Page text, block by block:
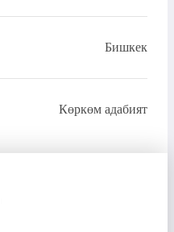
Бишкек
Көркөм адабият